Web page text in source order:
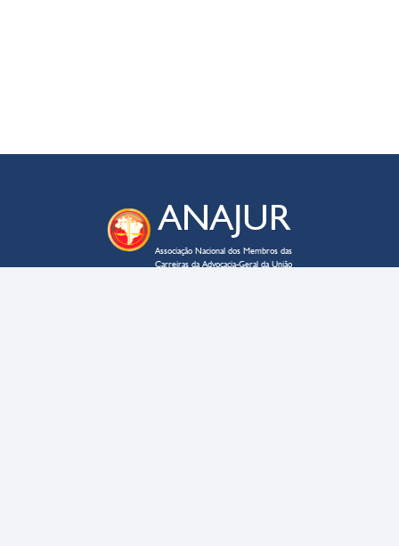
ANAJUR
Associação Nacional dos Membros das
Carreiras da Advocacia-Geral da União